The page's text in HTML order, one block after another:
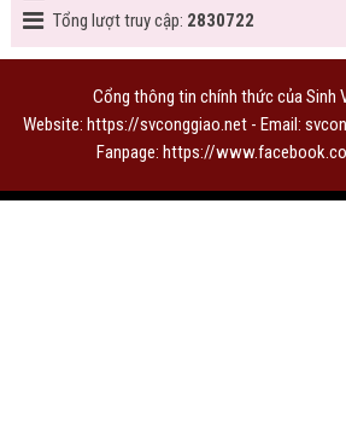
Tổng lượt truy cập: 2830722
Cổng thông tin chính thức của Sinh
Website: https://svconggiao.net - Email:
Fanpage: https://